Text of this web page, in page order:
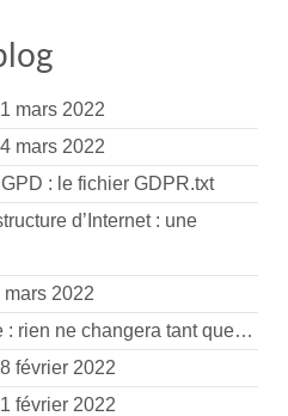
mars 2022
mars 2022
: le fichier GDPR.txt
d’Internet : une
mars 2022
: rien ne changera tant que…
février 2022
février 2022